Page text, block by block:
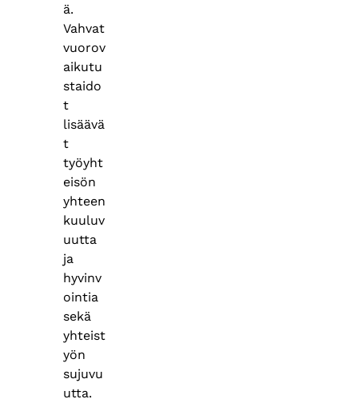
ä.
Vahvat
vuorov
aikutu
staido
t
lisäävä
t
työyht
eisön
yhteen
kuuluv
uutta
ja
hyvinv
ointia
sekä
yhteist
yön
sujuvu
utta.